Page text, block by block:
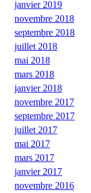
janvier 2019
novembre 2018
septembre 2018
juillet 2018
mai 2018
mars 2018
janvier 2018
novembre 2017
septembre 2017
juillet 2017
mai 2017
mars 2017
janvier 2017
novembre 2016